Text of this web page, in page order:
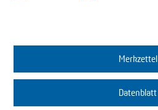
Merkzettel
Datenblatt